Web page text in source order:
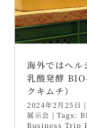
海外ではヘル
乳酸発酵
クキムチ）
2024年2月25日 |
展示会 | Tags:
Business Trip